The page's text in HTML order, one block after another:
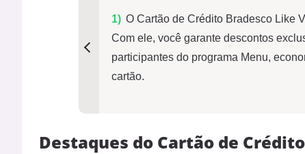
O Cartão de Crédito Bradesco Like
Com ele, você garante descontos
participantes do programa Menu,
cartão.
Destaques do Cartão de